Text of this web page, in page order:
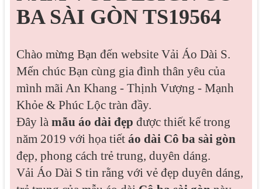
BA SÀI GÒN TS19564
Chào mừng Bạn đến website Vải Áo Dài S.
Mến chúc Bạn cùng gia đình thân yêu của
mình mãi An Khang - Thịnh Vượng - Mạnh
Khỏe & Phúc Lộc tràn đầy.
Đây là mẫu áo dài đẹp được thiết kế trong
năm 2019 với họa tiết áo dài Cô ba sài gòn
đẹp, phong cách trẻ trung, duyên dáng.
Vải Áo Dài S tin rằng với vẻ đẹp duyên dáng,